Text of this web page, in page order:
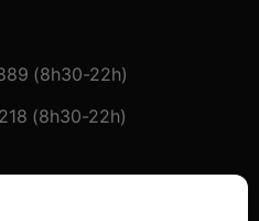
(8h30-22h)
(8h30-22h)
đãi sớm nhất.